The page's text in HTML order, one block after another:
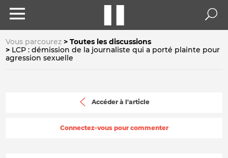
Vous parcourez
Toutes les discussions
LCP : démission de la journaliste qui a porté plainte pour
agression sexuelle
Accéder à l'article
Connectez-vous pour commenter